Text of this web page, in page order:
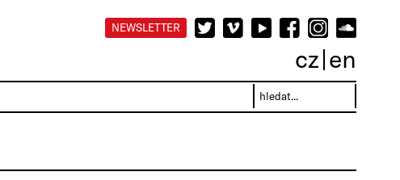
NEWSLETTER
cz en